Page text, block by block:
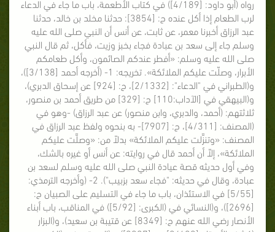
رواه (أبو داود: [4/189]) في كتاب الأطعمة، باب ما جاء في الدعاء
لرب الطعام إذا أكل عنده ح: [3854]: حدثنا مخلد بن خالد، حدثنا
عبد الرزاق أخبرنا معمر، عن ثابت، عن أنس أن النبي صلى الله عليه
وسلم جاء إلى سعد بن عبادة فجاء بخبز وزيت، فأكل، ثم قال النبي
صلى الله عليه وسلم: «أفطر عندكم الصائمون، وأكل طعامكم
الأبرار، وصلّت عليكم الملائكة». تخريجه: 1- (أخرجه أحمد [3/138])،
و(الطبراني في "الدعاء": [2/1332]، ح: [924] عن إسحاق الدبري)،
و(البيهقي في [الآداب:110] ح: [329] من طريق أحمد بن منصور،
ثلاثتهم: (أحمد، والدبري، وابن منصور) عن عبد الرزاق) -وهو في
(المصنف: [4/311]، ح: [7907]- به بنحوه ولفظ عبد الرزاق في
المصنف: «وتنزَّلت عليكم الملائكة» بدلاً من: «وصلَّت عليكم
الملائكة»، إلاّ أن أحمد قال في روايته: عن أنس أو غيره بالشك،
وفي أول حديثه قصة عيادة النبي صلى الله عليه وسلم لسعد بن
عبادة، وقال في حديثه: "فجاء سعد بزبيب"). 2- (وأخرجه الترمذي:
[5/55] في الاستئذان، باب ما جاء في التسليم على الصبيان ح:
[2696])، و(النسائي في (الكبرى: [5/92]) في المناقب، باب أبناء
الأنصار رضي الله عنهم ح: [8349] عن قتيبة بن سعيد)، و(البزار